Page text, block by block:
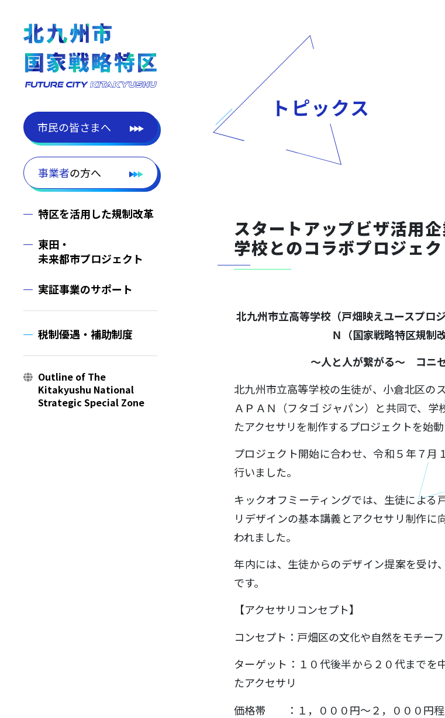
市民の皆さまへ
事業者の方へ
特区を活用した規制改革
東田・
未来都市プロジェクト
実証事業のサポート
税制優遇・補助制度
Outline of The
Kitakyushu National
Strategic Special Zone
トピックス
スタートアップビザ活用
学校とのコラボプロジェ
北九州市立高等学校（戸畑映えユースプロ
Ｎ（国家戦略特区規制
～人と人が繋がる～ コニ
北九州市立高等学校の生徒が、小倉北区の
ＡＰＡＮ（フタゴ ジャパン）と共同で、
たアクセサリを制作するプロジェクトを始動
プロジェクト開始に合わせ、令和５年７月
行いました。
キックオフミーティングでは、生徒による
リデザインの基本講義とアクセサリ制作
われました。
年内には、生徒からのデザイン提案を受け
です。
【アクセサリコンセプト】
コンセプト：戸畑区の文化や自然をモチーフ
ターゲット：１０代後半から２０代までを
たアクセサリ
価格帯 ：１，０００円～２，０００円